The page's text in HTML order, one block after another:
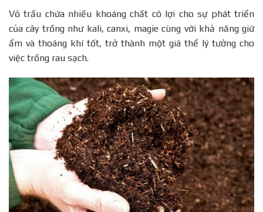
Vỏ trấu chứa nhiều khoáng chất có lợi cho sự phát triển
của cây trồng như kali, canxi, magie cùng với khả năng giữ
ẩm và thoáng khí tốt, trở thành một giá thể lý tưởng cho
việc trồng rau sạch.